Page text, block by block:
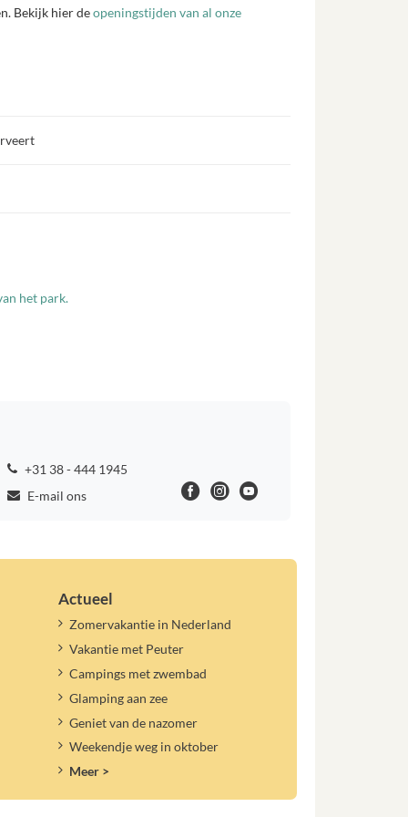
Bekijk hier deopeningstijden van al onze
het park.
+31 38 - 444 1945
E-mail ons
Actueel
Zomervakantie in Nederland
Vakantie met Peuter
Campings met zwembad
Glamping aan zee
Geniet van de nazomer
Weekendje weg in oktober
Meer >